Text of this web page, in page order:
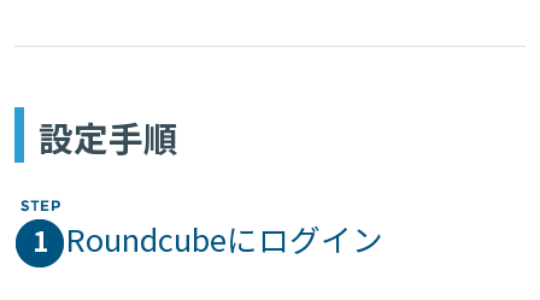
設定手順
1 Roundcubeにログイン